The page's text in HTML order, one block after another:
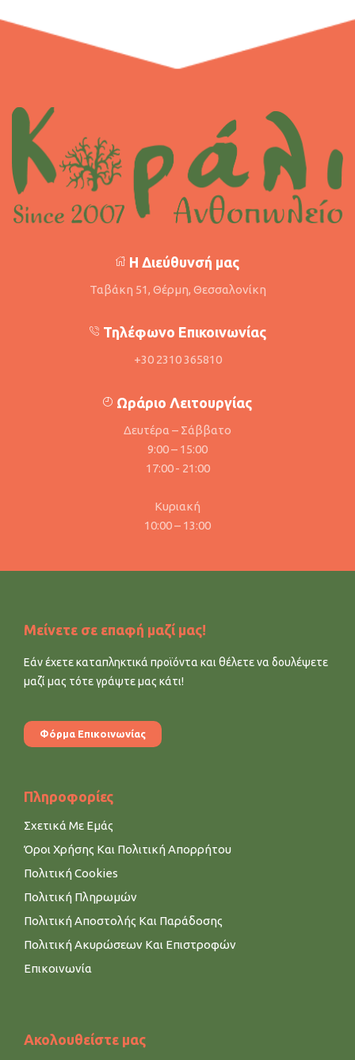
Η Διεύθυνσή μας
Ταβάκη 51, Θέρμη, Θεσσαλονίκη
Τηλέφωνο Επικοινωνίας
+30 2310 365810
Ωράριο Λειτουργίας
Δευτέρα – Σάββατο
9:00 – 15:00
17:00 - 21:00
Κυριακή
10:00 – 13:00
Μείνετε σε επαφή μαζί μας!
Εάν έχετε καταπληκτικά προϊόντα και θέλετε να δουλέψετε
μαζί μας τότε γράψτε μας κάτι!
Φόρμα Επικοινωνίας
Πληροφορίες
Σχετικά Με Εμάς
Όροι Χρήσης Και Πολιτική Απορρήτου
Πολιτική Cookies
Πολιτική Πληρωμών
Πολιτική Αποστολής Και Παράδοσης
Πολιτική Ακυρώσεων Και Επιστροφών
Επικοινωνία
Ακολουθείστε μας